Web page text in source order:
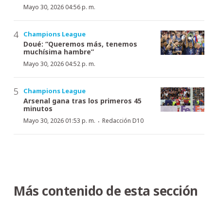
Mayo 30, 2026 04:56 p. m.
Champions League
Doué: “Queremos más, tenemos
muchísima hambre”
Mayo 30, 2026 04:52 p. m.
Champions League
Arsenal gana tras los primeros 45
minutos
Mayo 30, 2026 01:53 p. m. · Redacción D10
Más contenido de esta sección